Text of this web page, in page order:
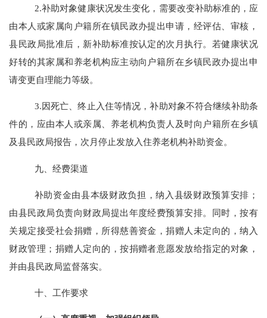
2.补助对象健康状况发生变化，需要改变补助标准的，应
由本人或家属向户籍所在镇民政办提出申请，经评估、审核，
县民政局批准后，新补助标准按认定的次月执行。若健康状况
好转的其家属和养老机构应主动向户籍所在乡镇民政办提出申
请变更自理能力等级。
3.因死亡、终止入住等情况，补助对象不符合继续补助条
件的，应由本人或亲属、养老机构负责人及时向户籍所在乡镇
及县民政局报告，次月停止发放入住养老机构补助资金。
九、经费渠道
补助资金由县本级财政负担，纳入县级财政预算安排；
由县民政局负责向财政局提出年度经费预算安排。同时，按有
关规定接受社会捐赠，所得慈善资金，捐赠人未定向的，纳入
财政管理；捐赠人定向的，按捐赠者意愿发放给指定的对象，
并由县民政局监督落实。
十、工作要求